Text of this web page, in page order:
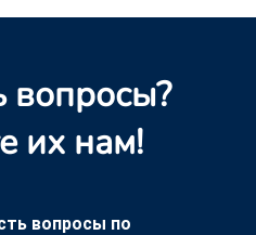
вопросы?
их нам!
вопросы по